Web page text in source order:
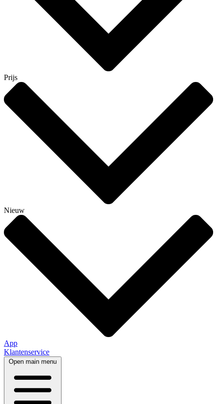
Prijs
Nieuw
App
Klantenservice
Open main menu